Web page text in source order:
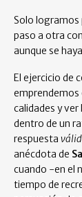
Solo logramos
paso a otra
aunque se
El ejercicio de
emprendemos
calidades y
dentro de un
respuesta
anécdota de
cuando -en el
tiempo de